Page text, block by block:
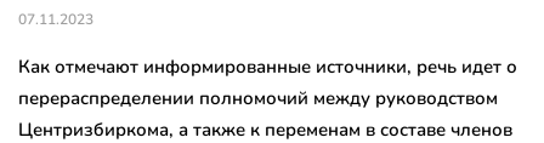
07.11.2023
Как отмечают информированные источники, речь идет о
перераспределении полномочий между руководством
Центризбиркома, а также к переменам в составе членов